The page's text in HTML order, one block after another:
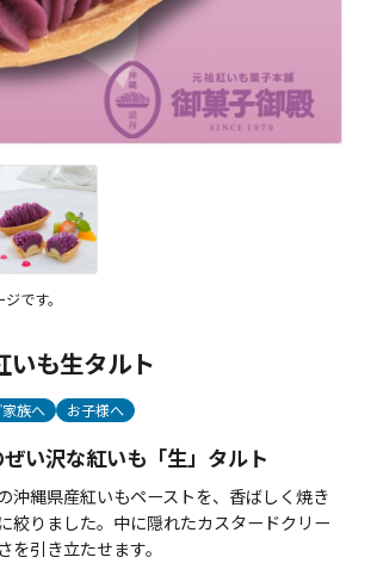
です。
いも生タルト
家族へ お子様へ
い沢な紅いも「生」タルト
沖縄県産紅いもペーストを、香ばしく焼き
絞りました。中に隠れたカスタードクリー
を引き立たせます。